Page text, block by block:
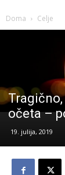
Doma Celje
očeta –
19. julija, 2019